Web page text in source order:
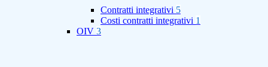
Contratti integrativi 5
Costi contratti integrativi 1
OIV 3